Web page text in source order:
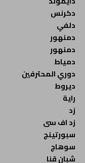
دكرنس
دلفي
دمنهور
دمنهور
دمياط
دوري المحترفين
ديروط
راية
زد
زد اف سى
سبورتينج
سوهاج
شبان قنا